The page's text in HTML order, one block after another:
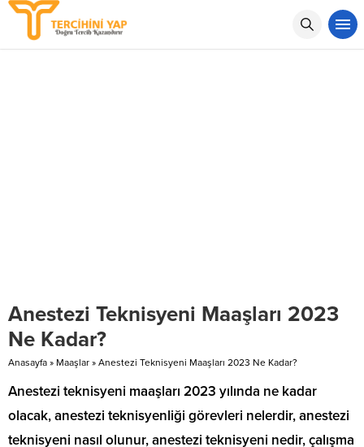
Anestezi Teknisyeni Maaşları 2023
Ne Kadar?
Anasayfa » Maaşlar » Anestezi Teknisyeni Maaşları 2023 Ne Kadar?
​​​​​​​Anestezi teknisyeni maaşları 2023 yılında ne kadar
olacak, anestezi teknisyenliği görevleri nelerdir, anestezi
teknisyeni nasıl olunur, anestezi teknisyeni nedir, çalışma